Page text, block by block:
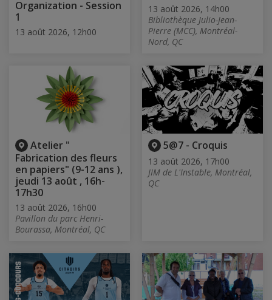
Organization - Session
1
13 août 2026, 12h00
13 août 2026, 14h00
Bibliothèque Julio-Jean-
Pierre (MCC), Montréal-
Nord, QC
Atelier "
Fabrication des fleurs
en papiers" (9-12 ans ),
jeudi 13 août , 16h-
17h30
13 août 2026, 16h00
Pavillon du parc Henri-
Bourassa, Montréal, QC
5@7 - Croquis
13 août 2026, 17h00
JIM de L'Instable, Montréal,
QC